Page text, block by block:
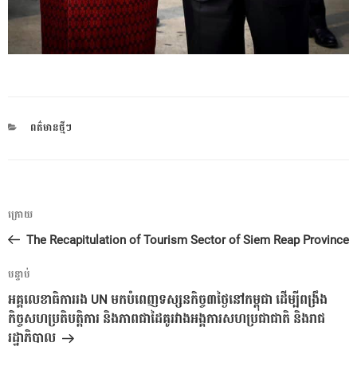
CATEGORIES
ពត៌មានថ្មីៗ
ការ​
នាំទិស​
ប្រកាស
អត្ថបទ
មុន
ក្រោយ
The Recapitulation of Tourism Sector of Siem Reap Province
អត្ថបទ
បន្ទាប់
បន្ទាប់
អគ្គលេខាធិការរង UN មកបំពេញទស្សនកិច្ច៣ថ្ងៃនៅកម្ពុជា ដើម្បីពង្រឹង
កិច្ចសហប្រតិបត្តិការ និងភាពជាដៃគូរវាងអង្គការសហប្រជាជាតិ និងរាជ
រដ្ឋាភិបាល